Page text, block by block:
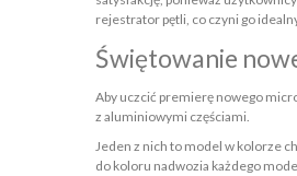
rejestrator pętli, co czyni go
Świętowanie
Aby uczcić premierę nowego
z aluminiowymi częściami.
Jeden z nich to model w kolorze
do koloru nadwozia każdego